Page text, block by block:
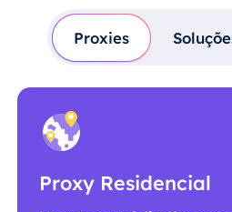
Proxies
Proxy Residencial